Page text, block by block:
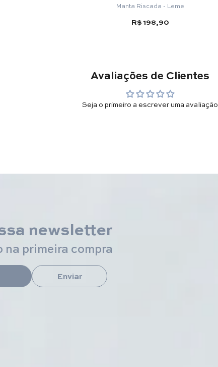
Manta Riscada - Leme
R$ 198,90
Avaliações de Clientes
Seja o primeiro a escrever uma avaliação
newsletter
na primeira compra
Enviar